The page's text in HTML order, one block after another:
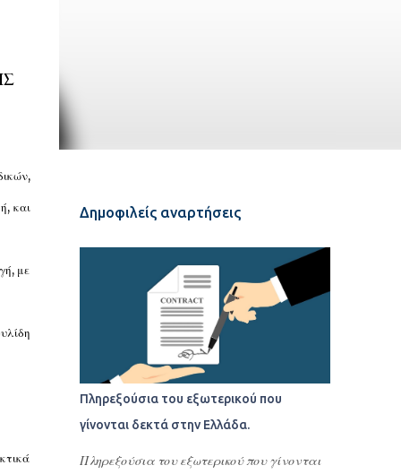
και
με
Δημοφιλείς αναρτήσεις
Πληρεξούσια του εξωτερικού που
γίνονται δεκτά στην Ελλάδα.
Πληρεξούσια του εξωτερικού που γίνονται